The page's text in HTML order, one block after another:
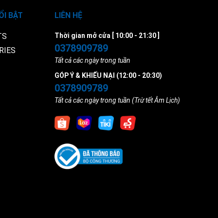
BẬT LIÊN HỆ
Thời gian mở cửa [ 10:00 - 21:30 ]
0378909789
Tất cả các ngày trong tuần
GÓP Ý & KHIẾU NẠI (12:00 - 20:30)
0378909789
Tất cả các ngày trong tuần (Trừ tết Âm Lịch)